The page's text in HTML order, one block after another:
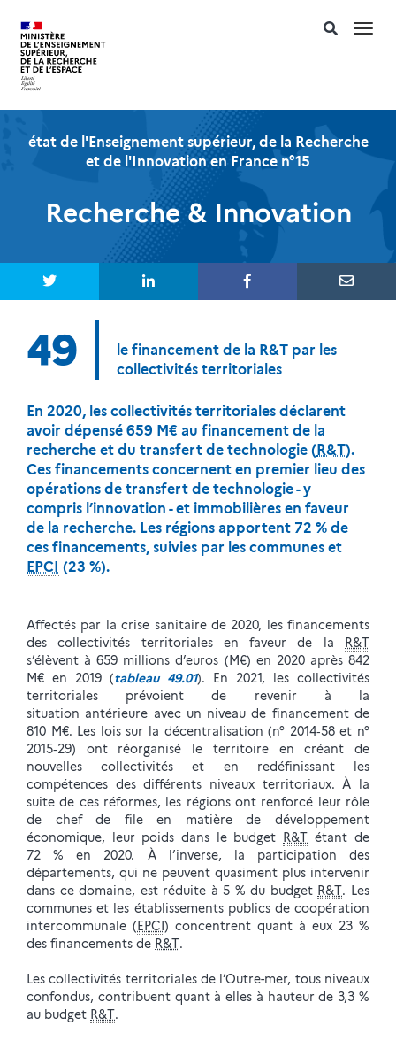
état de l'Enseignement supérieur, de la Recherche
et de l'Innovation en France n°15
Recherche & Innovation
49
le financement de la R&T par les
collectivités territoriales
En 2020, les collectivités territoriales déclarent
avoir dépensé 659 M€ au financement de la
recherche et du transfert de technologie ( R&T).
Ces financements concernent en premier lieu des
opérations de transfert de technologie - y
compris l’innovation - et immobilières en faveur
de la recherche. Les régions apportent 72 % de
ces financements, suivies par les communes et
EPCI (23 %).
Affectés par la crise sanitaire de 2020, les financements
des collectivités territoriales en faveur de la R&T
s’élèvent à 659 millions d’euros (M€) en 2020 après 842
M€ en 2019 (tableau 49.01). En 2021, les collectivités
territoriales prévoient de revenir à la
situation antérieure avec un niveau de financement de
810 M€. Les lois sur la décentralisation (n° 2014‑58 et n°
2015‑29) ont réorganisé le territoire en créant de
nouvelles collectivités et en redéfinissant les
compétences des différents niveaux territoriaux. À la
suite de ces réformes, les régions ont renforcé leur rôle
de chef de file en matière de développement
économique, leur poids dans le budget R&T étant de
72 % en 2020. À l’inverse, la participation des
départements, qui ne peuvent quasiment plus intervenir
dans ce domaine, est réduite à 5 % du budget R&T. Les
communes et les établissements publics de coopération
intercommunale (EPCI) concentrent quant à eux 23 %
des financements de R&T.
Les collectivités territoriales de l’Outre-mer, tous niveaux
confondus, contribuent quant à elles à hauteur de 3,3 %
au budget R&T.